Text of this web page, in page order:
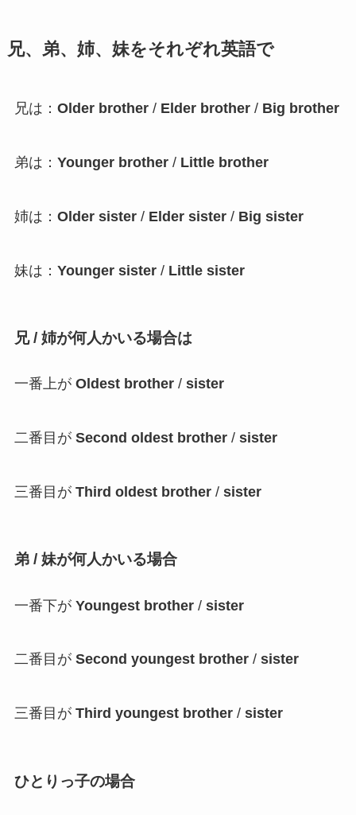
兄、弟、姉、妹をそれぞれ英語で
兄は： Older brother/ Elder brother/ Big brother
弟は： Younger brother/ Little brother
姉は： Older sister/ Elder sister/ Big sister
妹は： Younger sister/ Little sister
兄 / 姉が何人かいる場合は
一番上が Oldest brother/ sister
二番目が Second oldest brother/ sister
三番目が Third oldest brother/ sister
弟 / 妹が何人かいる場合
一番下が Youngest brother/ sister
二番目が Second youngest brother/ sister
三番目が Third youngest brother/ sister
ひとりっ子の場合